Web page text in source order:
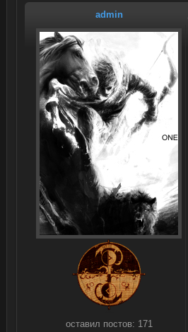
admin
оставил постов: 171